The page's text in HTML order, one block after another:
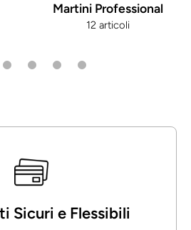
Martini Professional
12 articoli
Sicuri e Flessibili